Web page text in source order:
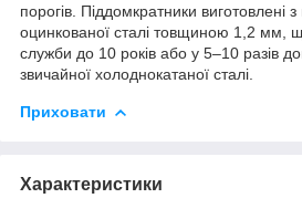
порогів. Піддомкратники виготовлені з
оцинкованої сталі товщиною 1,2 мм,
служби до 10 років або у 5–10 разів
звичайної холоднокатаної сталі.
Приховати
Характеристики